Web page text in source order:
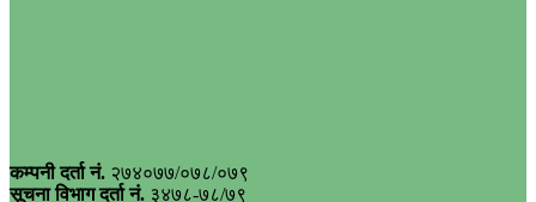
कम्पनी दर्ता नं. २७४०७७/०७८/०७९
सूचना विभाग दर्ता नं. ३४७८-७८/७९